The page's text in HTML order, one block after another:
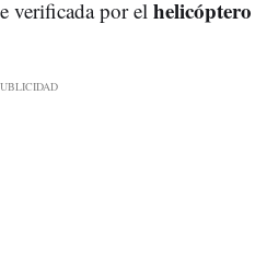
verificada por el helicóptero